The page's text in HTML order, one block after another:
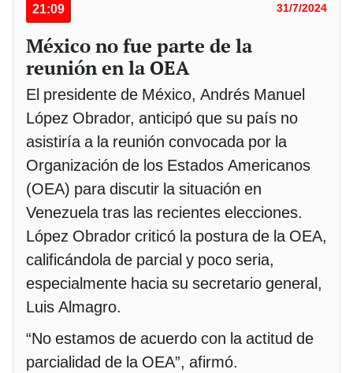
21:09 31/7/2024
México no fue parte de la
reunión en la OEA
El presidente de México, Andrés Manuel
López Obrador, anticipó que su país no
asistiría a la reunión convocada por la
Organización de los Estados Americanos
(OEA) para discutir la situación en
Venezuela tras las recientes elecciones.
López Obrador criticó la postura de la OEA,
calificándola de parcial y poco seria,
especialmente hacia su secretario general,
Luis Almagro.
“No estamos de acuerdo con la actitud de
parcialidad de la OEA”, afirmó.